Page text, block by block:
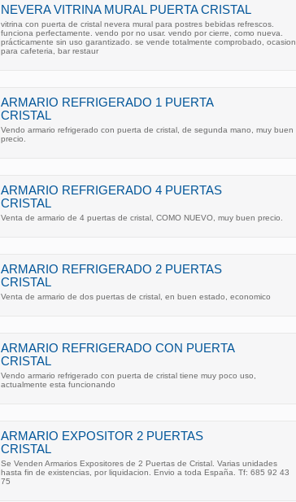
NEVERA VITRINA MURAL PUERTA CRISTAL
vitrina con puerta de cristal nevera mural para postres bebidas refrescos.
funciona perfectamente. vendo por no usar. vendo por cierre, como nueva.
prácticamente sin uso garantizado. se vende totalmente comprobado, ocasion
para cafeteria, bar restaur
ARMARIO REFRIGERADO 1 PUERTA
CRISTAL
Vendo armario refrigerado con puerta de cristal, de segunda mano, muy buen
precio.
ARMARIO REFRIGERADO 4 PUERTAS
CRISTAL
Venta de armario de 4 puertas de cristal, COMO NUEVO, muy buen precio.
ARMARIO REFRIGERADO 2 PUERTAS
CRISTAL
Venta de armario de dos puertas de cristal, en buen estado, economico
ARMARIO REFRIGERADO CON PUERTA
CRISTAL
Vendo armario refrigerado con puerta de cristal tiene muy poco uso,
actualmente esta funcionando
ARMARIO EXPOSITOR 2 PUERTAS
CRISTAL
Se Venden Armarios Expositores de 2 Puertas de Cristal. Varias unidades
hasta fin de existencias, por liquidacion. Envio a toda España. Tf: 685 92 43
75